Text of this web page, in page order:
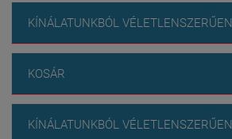
KÍNÁLATUNKBÓL VÉLETLENSZERŰEN
KOSÁR
KÍNÁLATUNKBÓL VÉLETLENSZERŰEN